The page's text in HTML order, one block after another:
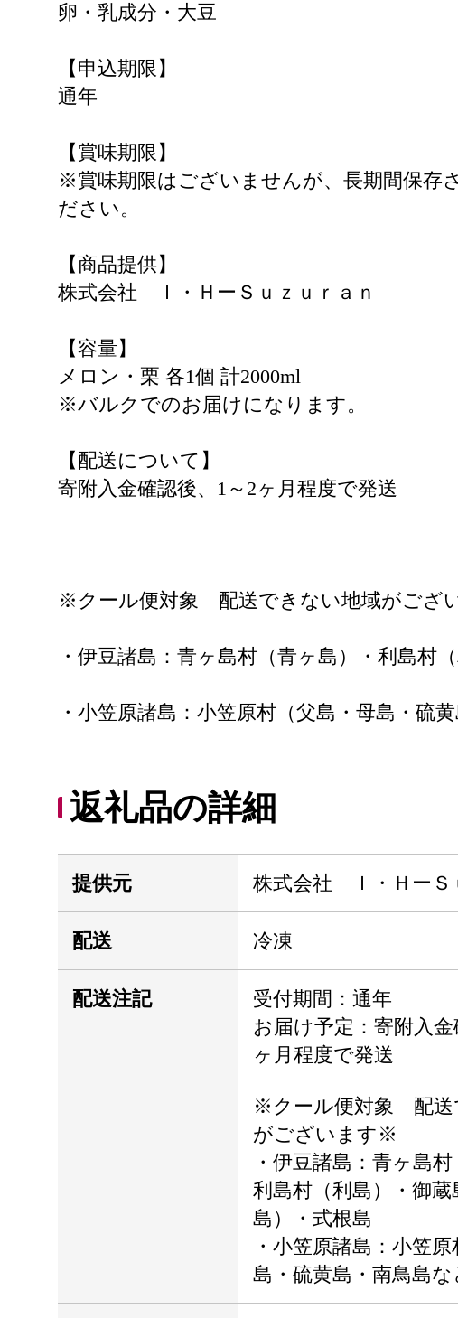
卵・乳成分・大豆
【申込期限】
通年
【賞味期限】
※賞味期限はございませんが、長期間保存
ださい。
【商品提供】
株式会社 Ｉ・ＨーＳｕｚｕｒａｎ
【容量】
メロン・栗 各1個 計2000ml
※バルクでのお届けになります。
【配送について】
寄附入金確認後、1～2ヶ月程度で発送
※クール便対象 配送できない地域がご
・伊豆諸島：青ヶ島村（青ヶ島）・利島村
・小笠原諸島：小笠原村（父島・母島・硫
返礼品の詳細
提供元 株式会社 Ｉ・ＨーＳ
配送 冷凍
配送注記
受付期間：通年
お届け予定：寄附入金
ヶ月程度で発送
※クール便対象 配送
がございます※
・伊豆諸島：青ヶ島村
利島村（利島）・御蔵
島）・式根島
・小笠原諸島：小笠
島・硫黄島・南鳥島な